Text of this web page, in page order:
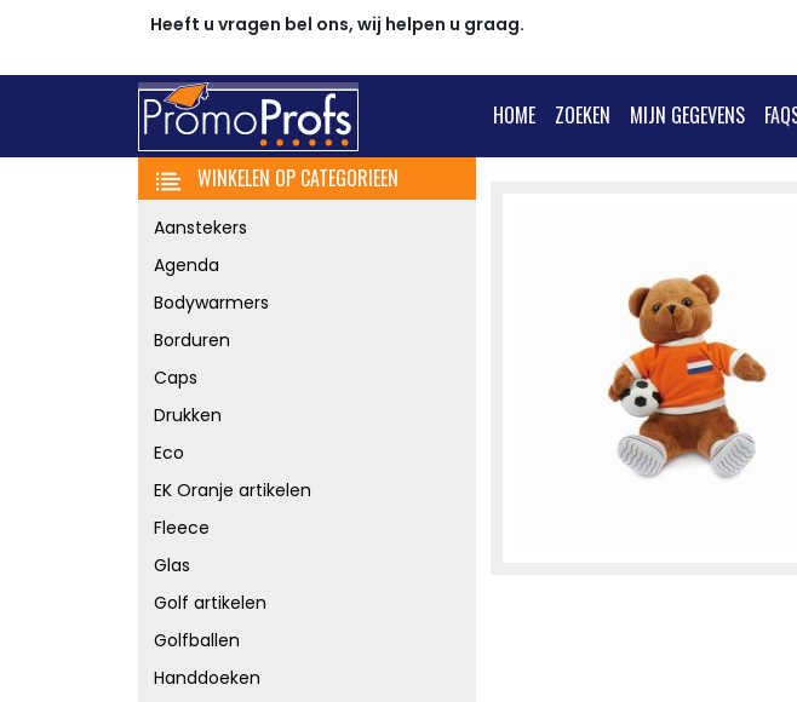
Heeft u vragen bel ons, wij helpen u graag.
HOME ZOEKEN MIJN GEGEVENS
WINKELEN OP CATEGORIEEN
Aanstekers
Agenda
Bodywarmers
Borduren
Caps
Drukken
Eco
EK Oranje artikelen
Fleece
Glas
Golf artikelen
Golfballen
Handdoeken